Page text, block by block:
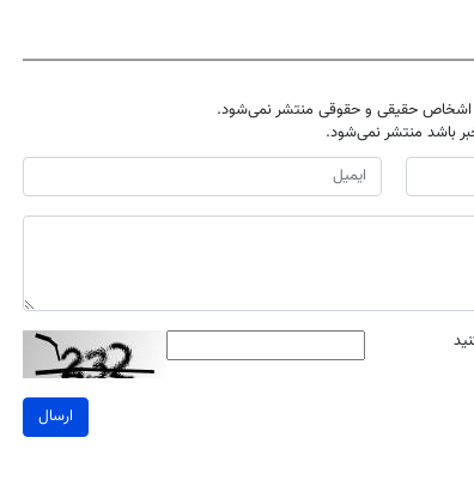
اشخاص حقیقی و حقوقی منتشر نمی‌شود.
باشد منتشر نمی‌شود.
ارسال